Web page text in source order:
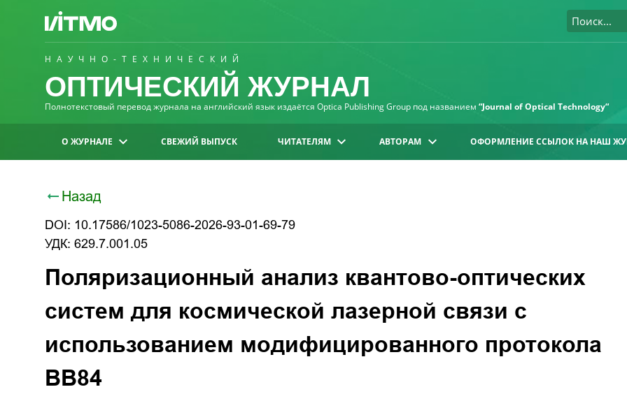
НАУЧНО-ТЕХНИЧЕСКИЙ
ОПТИЧЕСКИЙ ЖУРНАЛ
Полнотекстовый перевод журнала на английский язык издаётся Optica Publishing Group под названием “Journal of Optical Technology“
О ЖУРНАЛЕ СВЕЖИЙ ВЫПУСК ЧИТАТЕЛЯМ АВТОРАМ ОФОРМЛЕНИЕ ССЫЛОК НА НАШ
Назад
DOI: 10.17586/1023-5086-2026-93-01-69-79
УДК: 629.7.001.05
Поляризационный анализ квантово-оптических
систем для космической лазерной связи с
использованием модифицированного протокола
BB84